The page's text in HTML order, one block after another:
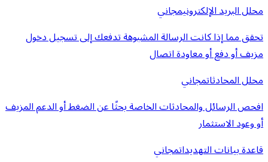
محلل البريد الإلكترونيمجاني
تحقق مما إذا كانت الرسالة المشبوهة تدفعك إلى تسجيل دخول
مزيف أو دفع أو معاودة اتصال
محلل المحادثاتمجاني
افحص الرسائل والمحادثات الخاصة بحثًا عن الضغط أو الدعم المزيف
أو وعود الاستثمار
قاعدة بيانات التهديداتمجاني